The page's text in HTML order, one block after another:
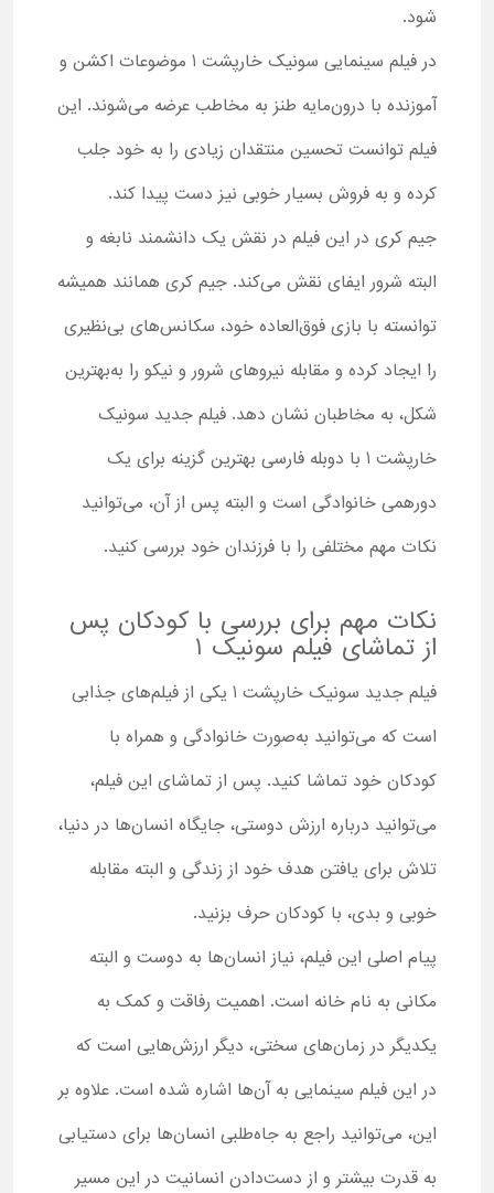
شود.
در فیلم سینمایی سونیک خارپشت 1 موضوعات اکشن و
آموزنده با درون‌مایه طنز به مخاطب عرضه می‌شوند. این
فیلم توانست تحسین منتقدان زیادی را به خود جلب
کرده و به فروش بسیار خوبی نیز دست پیدا کند.
جیم کری در این فیلم در نقش یک دانشمند نابغه و
البته شرور ایفای نقش می‌کند. جیم کری همانند همیشه
توانسته با بازی فوق‌العاده خود، سکانس‌های بی‌نظیری
را ایجاد کرده و مقابله نیروهای شرور و نیکو را به‌بهترین
شکل، به مخاطبان نشان دهد. فیلم جدید سونیک
خارپشت 1 با دوبله فارسی بهترین گزینه برای یک
دورهمی خانوادگی است و البته پس از آن، می‌توانید
نکات مهم مختلفی را با فرزندان خود بررسی کنید.
نکات مهم برای بررسی با کودکان پس
از تماشای فیلم سونیک 1
فیلم جدید سونیک خارپشت 1 یکی از فیلم‌های جذابی
است که می‌توانید به‌صورت خانوادگی و همراه با
کودکان خود تماشا کنید. پس از تماشای این فیلم،
می‌توانید درباره ارزش دوستی، جایگاه انسان‌ها در دنیا،
تلاش برای یافتن هدف خود از زندگی و البته مقابله
خوبی و بدی، با کودکان حرف بزنید.
پیام اصلی این فیلم، نیاز انسان‌ها به دوست و البته
مکانی به نام خانه است. اهمیت رفاقت و کمک به
یکدیگر در زمان‌های سختی، دیگر ارزش‌هایی است که
در این فیلم سینمایی به آن‌ها اشاره شده است. علاوه بر
این، می‌توانید راجع به جاه‌طلبی انسان‌ها برای دستیابی
به قدرت بیشتر و از دست‌دادن انسانیت در این مسیر